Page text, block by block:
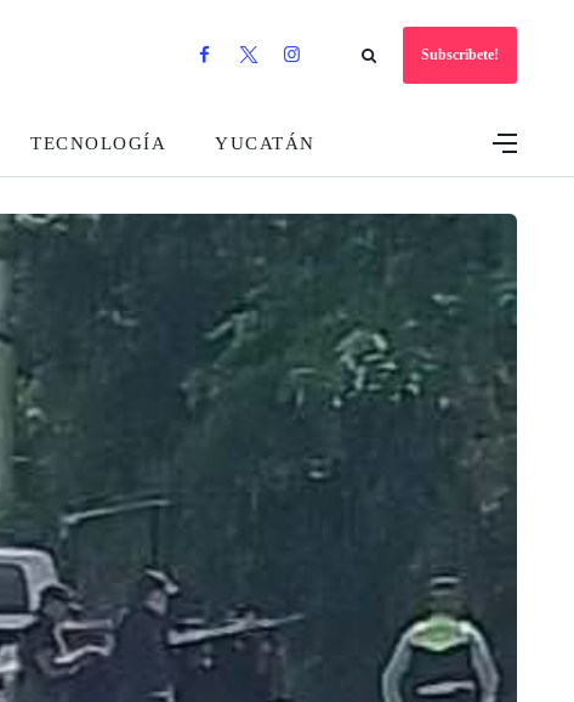
Subscribete!
TECNOLOGÍA YUCATÁN